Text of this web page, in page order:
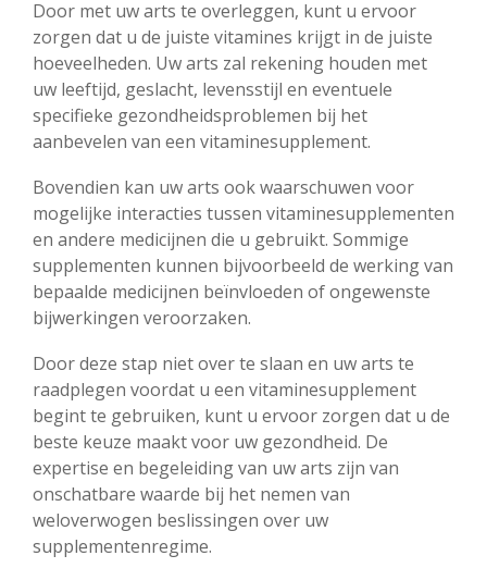
Door met uw arts te overleggen, kunt u ervoor
zorgen dat u de juiste vitamines krijgt in de juiste
hoeveelheden. Uw arts zal rekening houden met
uw leeftijd, geslacht, levensstijl en eventuele
specifieke gezondheidsproblemen bij het
aanbevelen van een vitaminesupplement.
Bovendien kan uw arts ook waarschuwen voor
mogelijke interacties tussen vitaminesupplementen
en andere medicijnen die u gebruikt. Sommige
supplementen kunnen bijvoorbeeld de werking van
bepaalde medicijnen beïnvloeden of ongewenste
bijwerkingen veroorzaken.
Door deze stap niet over te slaan en uw arts te
raadplegen voordat u een vitaminesupplement
begint te gebruiken, kunt u ervoor zorgen dat u de
beste keuze maakt voor uw gezondheid. De
expertise en begeleiding van uw arts zijn van
onschatbare waarde bij het nemen van
weloverwogen beslissingen over uw
supplementenregime.